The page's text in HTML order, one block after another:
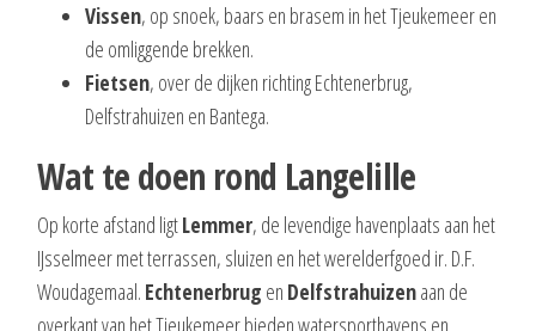
Vissen, op snoek, baars en brasem in het Tjeukemeer en
de omliggende brekken.
Fietsen, over de dijken richting Echtenerbrug,
Delfstrahuizen en Bantega.
Wat te doen rond Langelille
Op korte afstand ligtLemmer, de levendige havenplaats aan het
IJsselmeer met terrassen, sluizen en het werelderfgoed ir. D.F.
Woudagemaal. Echtenerbrug en Delfstrahuizenaan de
overkant van het Tjeukemeer bieden watersporthavens en